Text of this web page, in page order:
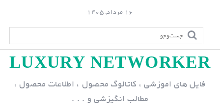
p
16 مرداد, 1405
LUXURY NETWORKER
فایل های اموزشی ، کاتالوگ محصول ، اطلاعات محصول ،
مطالب انگیزشی و . . .